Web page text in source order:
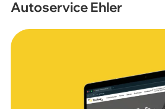
Autoservice Ehler